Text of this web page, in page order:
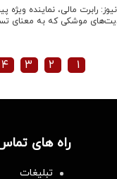
رابرت مالی، نماینده
موشکی که به معنای
۱ ۲ ۳ ۴
راه های
تبلیغات